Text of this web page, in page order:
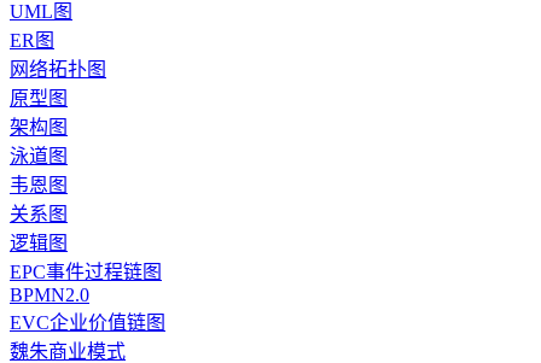
UML图
ER图
网络拓扑图
原型图
架构图
泳道图
韦恩图
关系图
逻辑图
EPC事件过程链图
BPMN2.0
EVC企业价值链图
魏朱商业模式